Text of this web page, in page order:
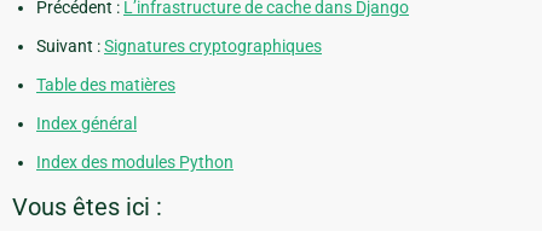
Précédent : L’infrastructure de cache dans Django
Suivant :Signatures cryptographiques
Table des matières
Index général
Index des modules Python
Vous êtes ici :